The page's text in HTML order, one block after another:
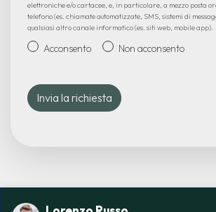
elettroniche e/o cartacee, e, in particolare, a mezzo posta
telefono (es. chiamate automatizzate, SMS, sistemi di
qualsiasi altro canale informatico (es. siti web, mobile app).
Acconsento Non acconsento